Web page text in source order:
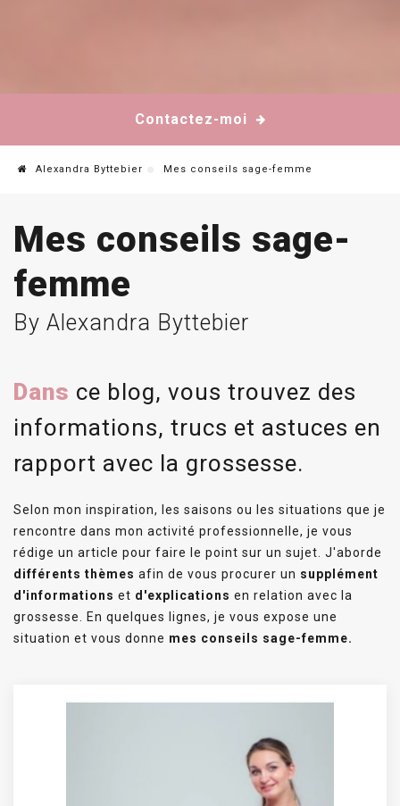
Contactez-moi
Alexandra Byttebier Mes conseils sage-femme
Mes conseils sage-
femme
By Alexandra Byttebier
Dans ce blog, vous trouvez des
informations, trucs et astuces en
rapport avec la grossesse.
Selon mon inspiration, les saisons ou les situations que je
rencontre dans mon activité professionnelle, je vous
rédige un article pour faire le point sur un sujet. J'aborde
différents thèmes afin de vous procurer un supplément
d'informations et d'explications en relation avec la
grossesse. En quelques lignes, je vous expose une
situation et vous donne mes conseils sage-femme.